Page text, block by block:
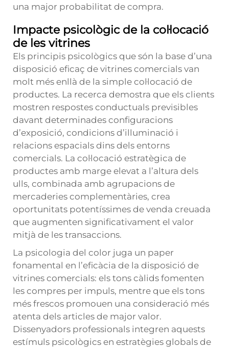
una major probabilitat de compra.
Impacte psicològic de la col·locació
de les vitrines
Els principis psicològics que són la base d’una
disposició eficaç de vitrines comercials van
molt més enllà de la simple col·locació de
productes. La recerca demostra que els clients
mostren respostes conductuals previsibles
davant determinades configuracions
d’exposició, condicions d’illuminació i
relacions espacials dins dels entorns
comercials. La col·locació estratègica de
productes amb marge elevat a l’altura dels
ulls, combinada amb agrupacions de
mercaderies complementàries, crea
oportunitats potentíssimes de venda creuada
que augmenten significativament el valor
mitjà de les transaccions.
La psicologia del color juga un paper
fonamental en l’eficàcia de la disposició de
vitrines comercials: els tons càlids fomenten
les compres per impuls, mentre que els tons
més frescos promouen una consideració més
atenta dels articles de major valor.
Dissenyadors professionals integren aquests
estímuls psicològics en estratègies globals de